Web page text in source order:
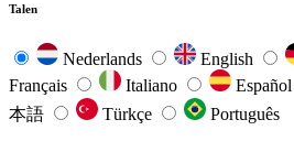
Talen
Nederlands English
Français
Italiano Español
本語
Türkçe Português